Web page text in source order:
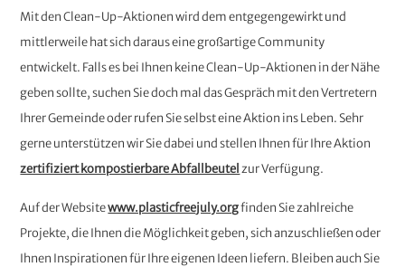
Mit den Clean-Up-Aktionen wird dem entgegengewirkt und
mittlerweile hat sich daraus eine großartige Community
entwickelt. Falls es bei Ihnen keine Clean-Up-Aktionen in der Nähe
geben sollte, suchen Sie doch mal das Gespräch mit den Vertretern
Ihrer Gemeinde oder rufen Sie selbst eine Aktion ins Leben. Sehr
gerne unterstützen wir Sie dabei und stellen Ihnen für Ihre Aktion
zertifiziert kompostierbare Abfallbeutel zur Verfügung.
Auf der Websitewww.plasticfreejuly.orgfinden Sie zahlreiche
Projekte, die Ihnen die Möglichkeit geben, sich anzuschließen oder
Ihnen Inspirationen für Ihre eigenen Ideen liefern. Bleiben auch Sie